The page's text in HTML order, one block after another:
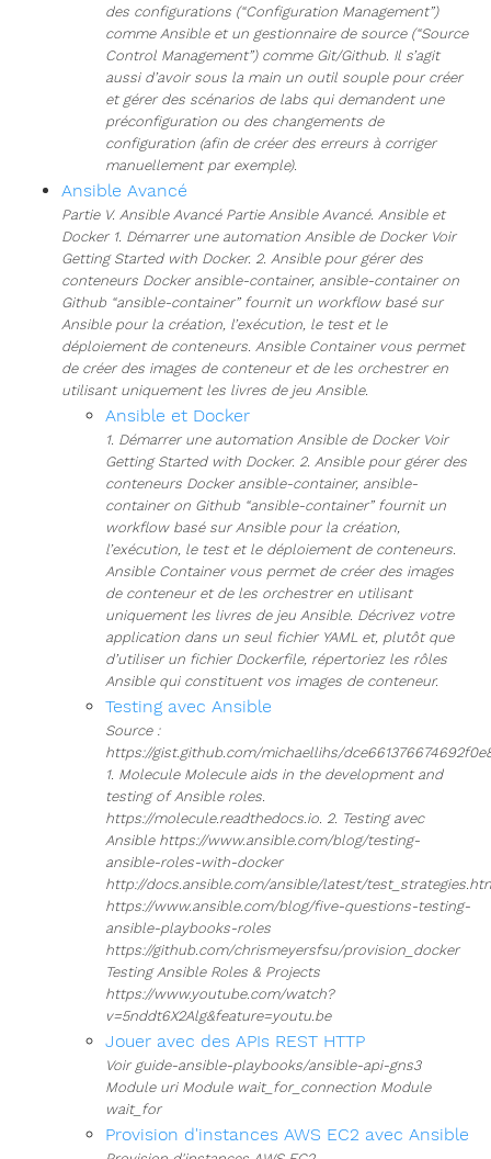
des configurations (“Configuration Management”)
comme Ansible et un gestionnaire de source (“Source
Control Management”) comme Git/Github. Il s’agit
aussi d’avoir sous la main un outil souple pour créer
et gérer des scénarios de labs qui demandent une
préconfiguration ou des changements de
configuration (afin de créer des erreurs à corriger
manuellement par exemple).
Ansible Avancé
Partie V. Ansible Avancé Partie Ansible Avancé. Ansible et
Docker 1. Démarrer une automation Ansible de Docker Voir
Getting Started with Docker. 2. Ansible pour gérer des
conteneurs Docker ansible-container, ansible-container on
Github “ansible-container” fournit un workflow basé sur
Ansible pour la création, l’exécution, le test et le
déploiement de conteneurs. Ansible Container vous permet
de créer des images de conteneur et de les orchestrer en
utilisant uniquement les livres de jeu Ansible.
Ansible et Docker
1. Démarrer une automation Ansible de Docker Voir
Getting Started with Docker. 2. Ansible pour gérer des
conteneurs Docker ansible-container, ansible-
container on Github “ansible-container” fournit un
workflow basé sur Ansible pour la création,
l’exécution, le test et le déploiement de conteneurs.
Ansible Container vous permet de créer des images
de conteneur et de les orchestrer en utilisant
uniquement les livres de jeu Ansible. Décrivez votre
application dans un seul fichier YAML et, plutôt que
d’utiliser un fichier Dockerfile, répertoriez les rôles
Ansible qui constituent vos images de conteneur.
Testing avec Ansible
Source :
https://gist.github.com/michaellihs/
1. Molecule Molecule aids in the development and
testing of Ansible roles.
https://molecule.readthedocs.io. 2. Testing avec
Ansible https://www.ansible.com/blog/testing-
ansible-roles-with-docker
http://docs.ansible.com/ansible/latest/
https://www.ansible.com/blog/five-questions-testing-
ansible-playbooks-roles
https://github.com/chrismeyersfsu/provision_docker
Testing Ansible Roles & Projects
https://www.youtube.com/watch?
v=5nddt6X2Alg&feature=youtu.be
Jouer avec des APIs REST HTTP
Voir guide-ansible-playbooks/ansible-api-gns3
Module uri Module wait_for_connection Module
wait_for
Provision d'instances AWS EC2 avec Ansible